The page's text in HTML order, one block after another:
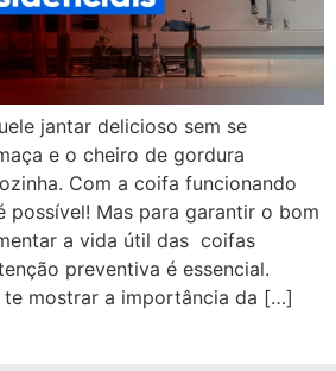
jantar delicioso sem se
e o cheiro de gordura
Com a coifa funcionando
possível! Mas para garantir o bom
a vida útil das coifas
preventiva é essencial.
mostrar a importância da […]